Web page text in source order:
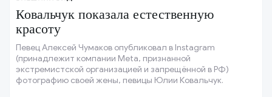
Ковальчук показала естественную
красоту
Певец Алексей Чумаков опубликовал в Instagram
(принадлежит компании Meta, признанной
экстремистской организацией и запрещённой в РФ)
фотографию своей жены, певицы Юлии Ковальчук.